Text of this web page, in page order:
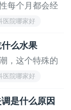
每个月都会经
医院哪家好
么水果
，这个特殊的
医院哪家好
是什么原因